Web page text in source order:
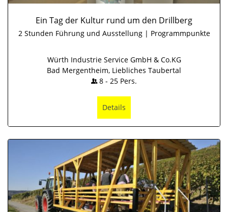
Ein Tag der Kultur rund um den Drillberg
2 Stunden Führung und Ausstellung | Programmpunkte
Würth Industrie Service GmbH & Co.KG
Bad Mergentheim, Liebliches Taubertal
8 - 25 Pers.
Details